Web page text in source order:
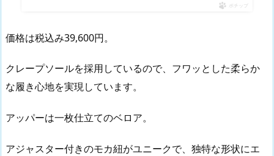
ポチップ
価格は税込み39,600円。
クレープソールを採用しているので、フワッとした柔らか
な履き心地を実現しています。
アッパーは一枚仕立てのベロア。
アジャスター付きのモカ紐がユニークで、独特な形状にエ